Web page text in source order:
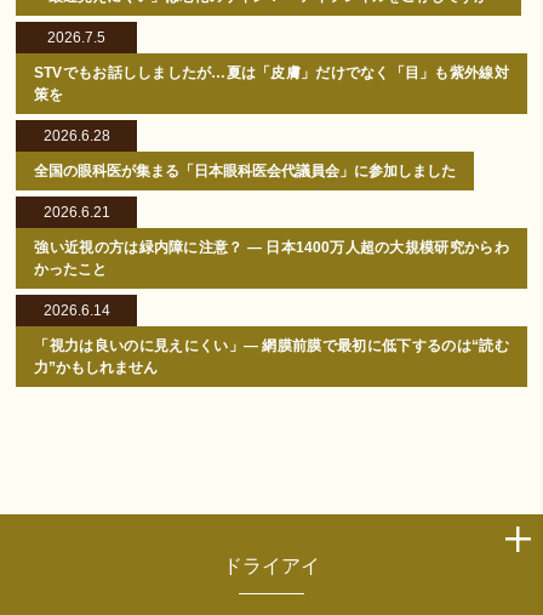
2026.7.5
STVでもお話ししましたが…夏は「皮膚」だけでなく「目」も紫外線対
策を
2026.6.28
全国の眼科医が集まる「日本眼科医会代議員会」に参加しました
2026.6.21
強い近視の方は緑内障に注意？ ― 日本1400万人超の大規模研究からわ
かったこと
2026.6.14
「視力は良いのに見えにくい」― 網膜前膜で最初に低下するのは“読む
力”かもしれません
ドライアイ